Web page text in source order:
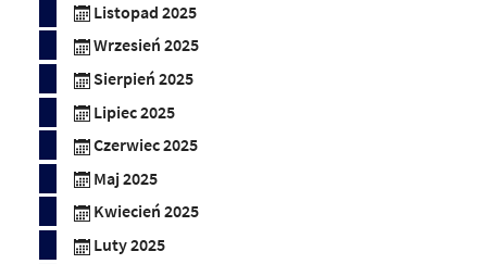
Listopad 2025
Wrzesień 2025
Sierpień 2025
Lipiec 2025
Czerwiec 2025
Maj 2025
Kwiecień 2025
Luty 2025